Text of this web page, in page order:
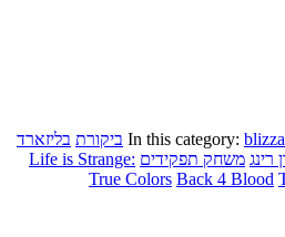
In this category: ביקורת בליזארד
רינג משחק תפקידים Life is Strange:
True Colors Back 4 Blood